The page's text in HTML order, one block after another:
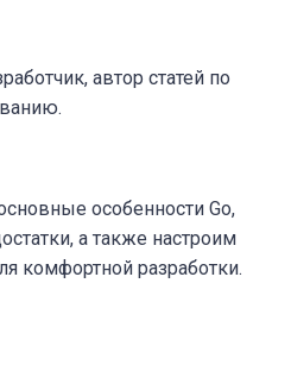
автор статей по
особенности Go,
а также настроим
комфортной разработки.